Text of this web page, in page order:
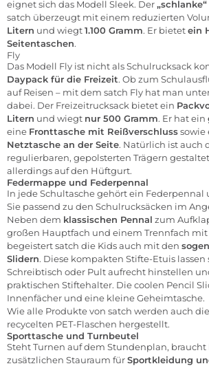
eignet sich das Modell Sleek. Der
satch überzeugt mit einem reduzierten
Litern und wiegt1.100 Gramm. Er bietetein
Seitentaschen.
Fly
Das Modell Fly ist nicht als Schulrucksack
Daypack für die Freizeit. Ob zum
auf Reisen – mit dem satch Fly hat man
dabei. Der Freizeitrucksack bietet ein
Litern und wiegt nur 500 Gramm. Er hat ein
eine Fronttasche mit Reißverschlusssowie
Netztasche an der Seite. Natürlich ist auch
regulierbaren, gepolsterten Trägern
allerdings auf den Hüftgurt.
Federmappe und Federpennal
In jede Schultasche gehört ein Federpennal
Sie passend zu den Schulrucksäcken im
Neben dem klassischen Pennal zum
großen Hauptfach und einem Trennfach
begeistert satch die Kids auch mit den
Slidern. Diese kompakten Stifte-Etuis lassen
Schreibtisch oder Pult aufrecht hinstellen
praktischen Stiftehalter. Die coolen Pencil
Innenfächer und eine kleine Geheimtasche.
Wie alle Produkte von satch werden auch
recycelten PET-Flaschen hergestellt.
Sporttasche und Turnbeutel
Steht Turnen auf dem Stundenplan, braucht
zusätzlichen Stauraum fürSportkleidung